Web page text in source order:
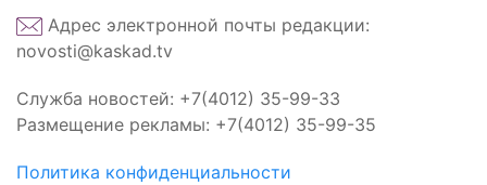
Адрес электронной почты редакции:
novosti@kaskad.tv
Служба новостей: +7(4012) 35-99-33
Размещение рекламы: +7(4012) 35-99-35
Политика конфиденциальности